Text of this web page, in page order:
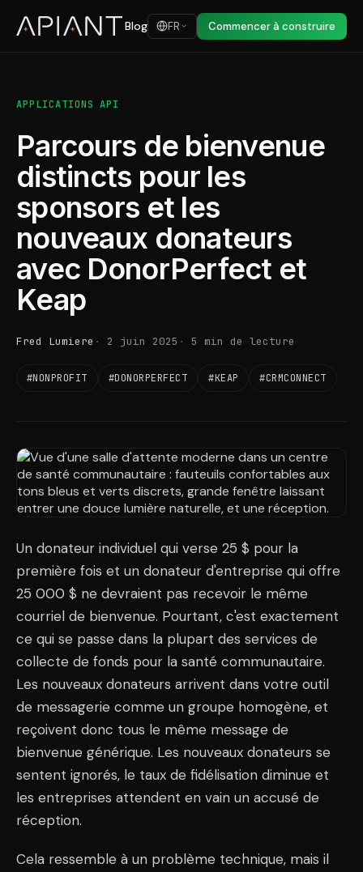
Blog FR Commencer à construire
APPLICATIONS API
Parcours de bienvenue
distincts pour les
sponsors et les
nouveaux donateurs
avec DonorPerfect et
Keap
Fred Lumiere 2 juin 2025 5 min de lecture
#NONPROFIT #DONORPERFECT #KEAP #CRMCONNECT
Un donateur individuel qui verse 25 $ pour la
première fois et un donateur d'entreprise qui offre
25 000 $ ne devraient pas recevoir le même
courriel de bienvenue. Pourtant, c'est exactement
ce qui se passe dans la plupart des services de
collecte de fonds pour la santé communautaire.
Les nouveaux donateurs arrivent dans votre outil
de messagerie comme un groupe homogène, et
reçoivent donc tous le même message de
bienvenue générique. Les nouveaux donateurs se
sentent ignorés, le taux de fidélisation diminue et
les entreprises attendent en vain un accusé de
réception.
Cela ressemble à un problème technique, mais il